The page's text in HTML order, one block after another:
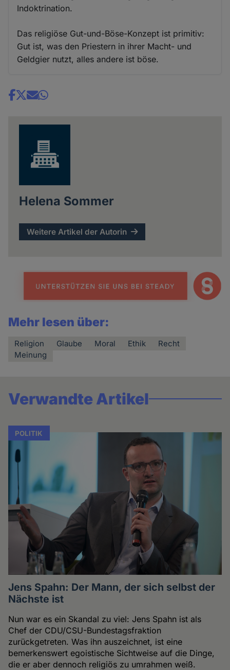
Indoktrination.
Das religiöse Gut-und-Böse-Konzept ist primitiv:
Gut ist, was den Priestern in ihrer Macht- und
Geldgier nutzt, alles andere ist böse.
Share
Helena Sommer
Weitere Artikel der Autorin
Mehr lesen über:
Religion Glaube Moral Ethik
Recht
Meinung
Verwandte Artikel
POLITIK
Jens Spahn: Der Mann, der sich selbst der
Nächste ist
Nun war es ein Skandal zu viel: Jens Spahn ist als
Chef der CDU/CSU-Bundestagsfraktion
zurückgetreten. Was ihn auszeichnet, ist eine
bemerkenswert egoistische Sichtweise auf die Dinge,
die er aber dennoch religiös zu umrahmen weiß.